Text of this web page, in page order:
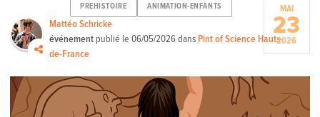
PREHISTOIRE ANIMATION-ENFANTS
Mattéo Schricke
événement publié le06/05/2026dans Pint of Science Hauts-
de-France
MAI
23
2026